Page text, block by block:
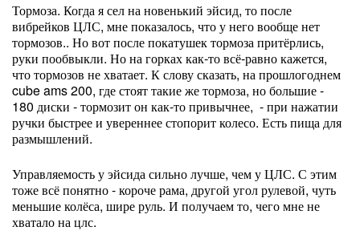
Тормоза. Когда я сел на новенький эйсид, то после
вибрейков ЦЛС, мне показалось, что у него вообще нет
тормозов.. Но вот после покатушек тормоза притёрлись,
руки пообвыкли. Но на горках как-то всё-равно кажется,
что тормозов не хватает. К слову сказать, на прошлогоднем
cube ams 200, где стоят такие же тормоза, но большие -
180 диски - тормозит он как-то привычнее, - при нажатии
ручки быстрее и увереннее стопорит колесо. Есть пища для
размышлений.
Управляемость у эйсида сильно лучше, чем у ЦЛС. С этим
тоже всё понятно - короче рама, другой угол рулевой, чуть
меньшие колёса, шире руль. И получаем то, чего мне не
хватало на цлс.